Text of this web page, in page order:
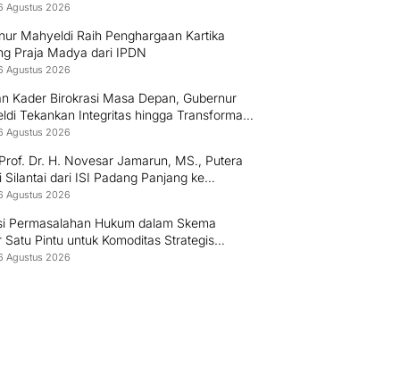
Agustus 2026
Mahyeldi Raih Penghargaan Kartika
Praja Madya dari IPDN
Agustus 2026
Kader Birokrasi Masa Depan, Gubernur
Tekankan Integritas hingga Transformasi
Praja IPDN Asal Sumbar
Agustus 2026
Dr. H. Novesar Jamarun, MS., Putera
Silantai dari ISI Padang Panjang ke
Dharma Andalas
Agustus 2026
Permasalahan Hukum dalam Skema
Satu Pintu untuk Komoditas Strategis
Agustus 2026